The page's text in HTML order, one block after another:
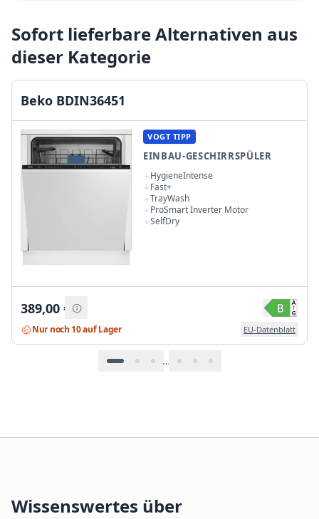
Sofort lieferbare Alternativen aus
dieser Kategorie
Beko BDIN36451
VOGT TIPP
EINBAU-GESCHIRRSPÜLER
HygieneIntense
Fast+
TrayWash
ProSmart Inverter Motor
SelfDry
389,00 €
Nur noch 10 auf Lager EU-Datenblatt
…
Wissenswertes über